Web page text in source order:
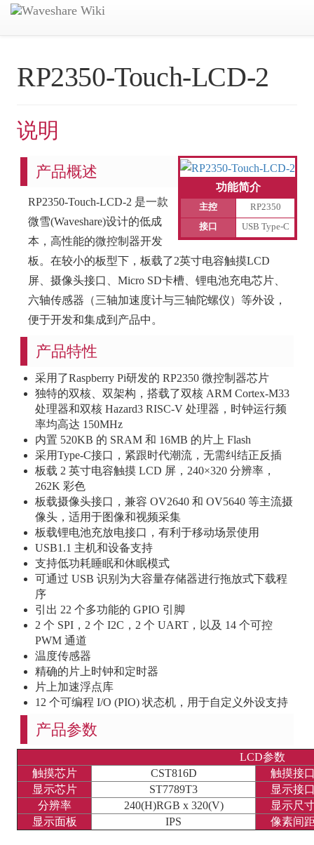
RP2350-Touch-LCD-2
说明
功能简介
主控
RP2350
接口
USB Type-C
产品概述
RP2350-Touch-LCD-2 是一款
微雪(Waveshare)设计的低成
本，高性能的微控制器开发
板。在较小的板型下，板载了2英寸电容触摸LCD
屏、摄像头接口、Micro SD卡槽、锂电池充电芯片、
六轴传感器（三轴加速度计与三轴陀螺仪）等外设，
便于开发和集成到产品中。
产品特性
采用了Raspberry Pi研发的 RP2350 微控制器芯片
独特的双核、双架构，搭载了双核 ARM Cortex-M33
处理器和双核 Hazard3 RISC-V 处理器，时钟运行频
率均高达 150MHz
内置 520KB 的 SRAM 和 16MB 的片上 Flash
采用Type-C接口，紧跟时代潮流，无需纠结正反插
板载 2 英寸电容触摸 LCD 屏，240×320 分辨率，
262K 彩色
板载摄像头接口，兼容 OV2640 和 OV5640 等主流摄
像头，适用于图像和视频采集
板载锂电池充放电接口，有利于移动场景使用
USB1.1 主机和设备支持
支持低功耗睡眠和休眠模式
可通过 USB 识别为大容量存储器进行拖放式下载程
序
引出 22 个多功能的 GPIO 引脚
2 个 SPI，2 个 I2C，2 个 UART，以及 14 个可控
PWM 通道
温度传感器
精确的片上时钟和定时器
片上加速浮点库
12 个可编程 I/O (PIO) 状态机，用于自定义外设支持
产品参数
LCD参数
触摸芯片
CST816D
触摸接
显示芯片
ST7789T3
显示接
分辨率
240(H)RGB x 320(V)
显示尺
显示面板
IPS 像素间